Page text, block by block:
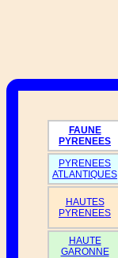
FAUNE
PYRENEES
PYRENEES
ATLANTIQUES
HAUTES
PYRENEES
HAUTE
GARONNE